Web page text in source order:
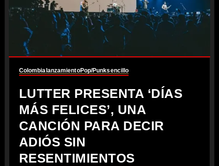
Colombia lanzamientoPop/Punksencillo
LUTTER PRESENTA ‘DÍAS
MÁS FELICES’, UNA
CANCIÓN PARA DECIR
ADIÓS SIN
RESENTIMIENTOS